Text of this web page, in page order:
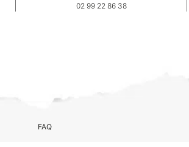
02 99 22 86 38
FAQ